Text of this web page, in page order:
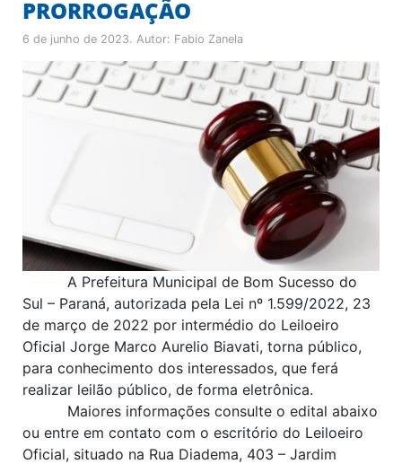
PRORROGAÇÃO
6 de junho de 2023. Autor: Fabio Zanela
A Prefeitura Municipal de Bom Sucesso do
Sul – Paraná, autorizada pela Lei nº 1.599/2022, 23
de março de 2022 por intermédio do Leiloeiro
Oficial Jorge Marco Aurelio Biavati, torna público,
para conhecimento dos interessados, que ferá
realizar leilão público, de forma eletrônica.
Maiores informações consulte o edital abaixo
ou entre em contato com o escritório do Leiloeiro
Oficial, situado na Rua Diadema, 403 – Jardim